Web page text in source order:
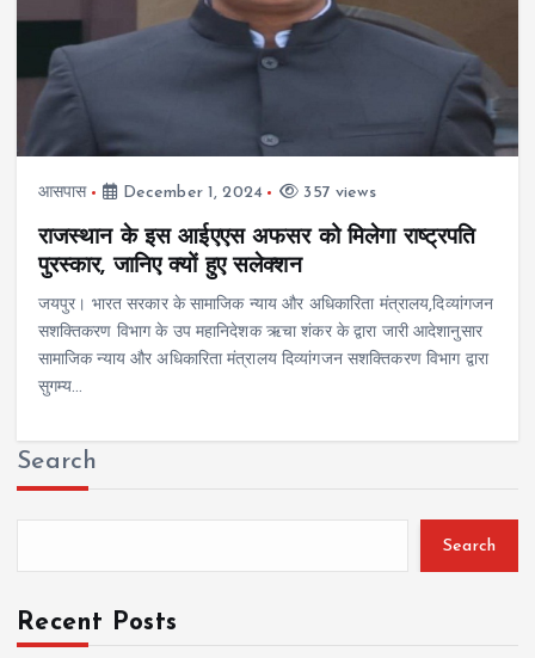
आसपास December 1, 2024 357 views
राजस्थान के इस आईएएस अफसर को मिलेगा राष्ट्रपति
पुरस्कार, जानिए क्यों हुए सलेक्शन
जयपुर। भारत सरकार के सामाजिक न्याय और अधिकारिता मंत्रालय,दिव्यांगजन
सशक्तिकरण विभाग के उप महानिदेशक ऋचा शंकर के द्वारा जारी आदेशानुसार
सामाजिक न्याय और अधिकारिता मंत्रालय दिव्यांगजन सशक्तिकरण विभाग द्वारा
सुगम्य…
Search
Search
Recent Posts